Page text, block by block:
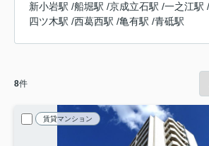
新小岩駅 /船堀駅 /京成立石駅 /一之江駅 /
四ツ木駅 /西葛西駅 /亀有駅 /青砥駅
8件
賃貸マンション